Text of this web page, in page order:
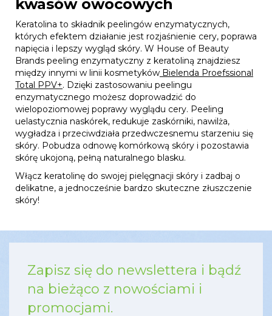
kwasów owocowych
Keratolina to składnik peelingów enzymatycznych,
których efektem działanie jest rozjaśnienie cery, poprawa
napięcia i lepszy wygląd skóry. W House of Beauty
Brands peeling enzymatyczny z keratoliną znajdziesz
między innymi w linii kosmetyków Bielenda Proefssional
Total PPV+. Dzięki zastosowaniu peelingu
enzymatycznego możesz doprowadzić do
wielopoziomowej poprawy wyglądu cery. Peeling
uelastycznia naskórek, redukuje zaskórniki, nawilża,
wygładza i przeciwdziała przedwczesnemu starzeniu się
skóry. Pobudza odnowę komórkową skóry i pozostawia
skórę ukojoną, pełną naturalnego blasku.
Włącz keratolinę do swojej pielęgnacji skóry i zadbaj o
delikatne, a jednocześnie bardzo skuteczne złuszczenie
skóry!
Zapisz się do newslettera i bądź
na bieżąco z nowościami i
promocjami.